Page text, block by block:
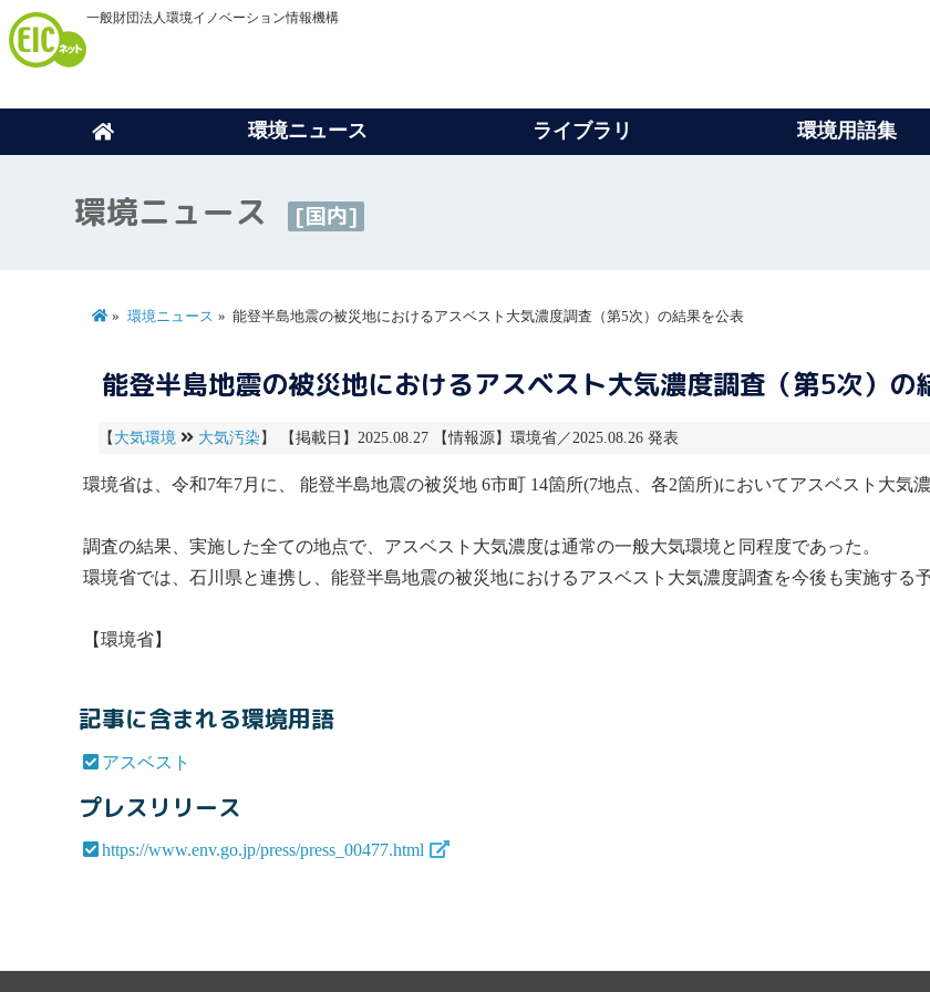
一般財団法人環境イノベーション情報機構
環境ニュース ライブラリ 環境用語集
環境ニュース [国内]
環境ニュース 能登半島地震の被災地におけるアスベスト大気濃度調査（第5次）の結果を公表
能登半島地震の被災地におけるアスベスト大気濃度調査（第5次）の
【 大気環境 大気汚染 】 【掲載日】2025.08.27 【情報源】環境省／2025.08.26 発表
環境省は、令和7年7月に、 能登半島地震の被災地 6市町 14箇所(7地点、各2箇所)においてアスベスト 大気
調査の結果、実施した全ての地点で、 アスベスト 大気濃度は通常の一般大気環境と同程度であった。
環境省では、石川県と連携し、能登半島地震の被災地におけるアスベスト 大気濃度調査を今後も実施する予
【環境省】
記事に含まれる環境用語
アスベスト
プレスリリース
https://www.env.go.jp/press/press_00477.html